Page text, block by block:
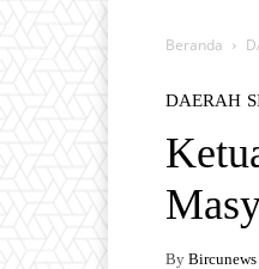
Beranda
DAERAH
By Bircunews